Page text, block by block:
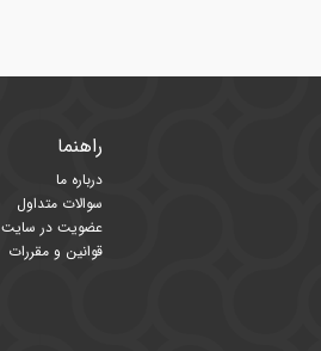
راهنما
درباره ما
سوالات متداول
عضویت در سایت
قوانین و مقررات